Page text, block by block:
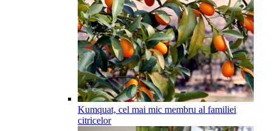
Kumquat, cel mai mic membru al familiei
citricelor